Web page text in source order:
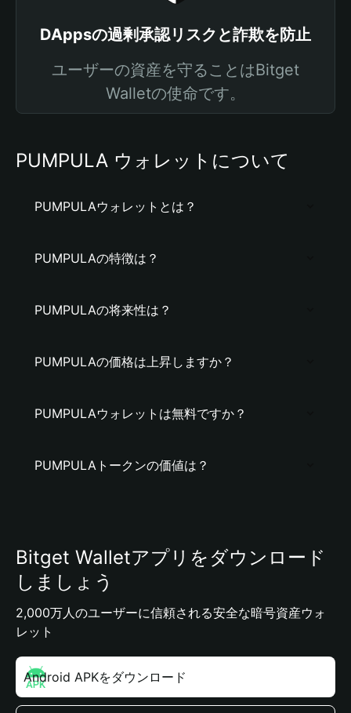
DAppsの過剰承認リスクと詐欺を防止
ユーザーの資産を守ることはBitget
Walletの使命です。
PUMPULA ウォレットについて
PUMPULAウォレットとは？
PUMPULAの特徴は？
PUMPULAの将来性は？
PUMPULAの価格は上昇しますか？
PUMPULAウォレットは無料ですか？
PUMPULAトークンの価値は？
Bitget Walletアプリをダウンロード
しましょう
2,000万人のユーザーに信頼される安全な暗号資産ウォ
レット
Android APKをダウンロード